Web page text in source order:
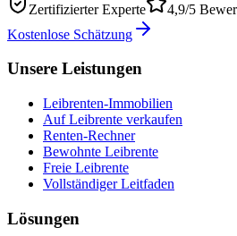
Zertifizierter Experte
4,9/5
Kostenlose Schätzung
Unsere Leistungen
Leibrenten-Immobilien
Auf Leibrente verkaufen
Renten-Rechner
Bewohnte Leibrente
Freie Leibrente
Vollständiger Leitfaden
Lösungen